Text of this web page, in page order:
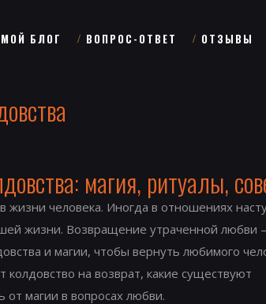
МОЙ БЛОГ ВОПРОС-ОТВЕТ ОТЗЫВЫ
магия, ритуалы,
человека. Иногда в отношениях
жизни. Возвращение утраченной любви
и магии, чтобы вернуть любимого
на возврат, какие существуют
от магии в вопросах любви.